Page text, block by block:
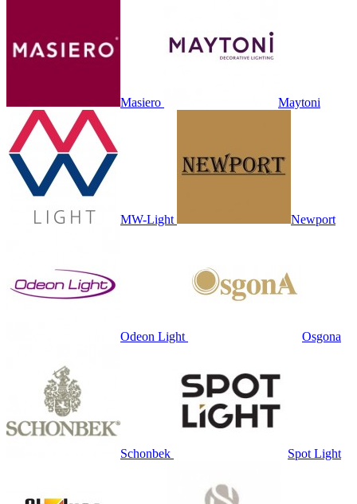
Masiero Maytoni
MW-Light Newport
Odeon Light Osgona
Schonbek Spot Light